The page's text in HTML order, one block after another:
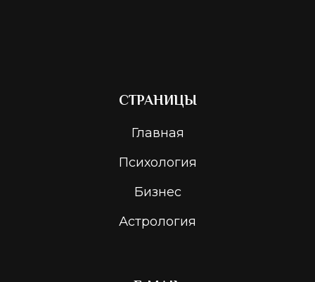
СТРАНИЦЫ
Главная
Психология
Бизнес
Астрология